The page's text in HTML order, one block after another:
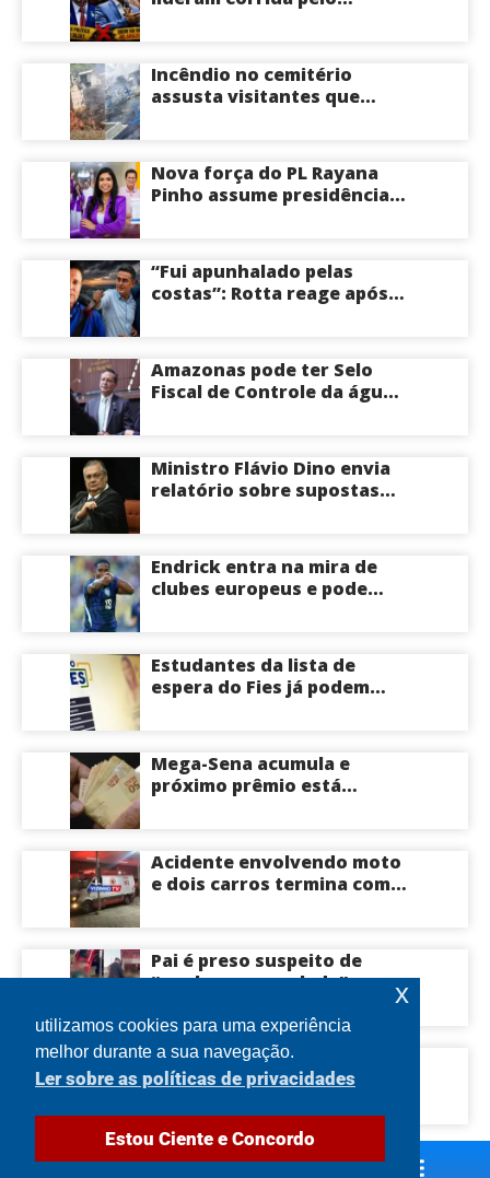
Incêndio no cemitério
assusta visitantes que
Nova força do PL Rayana
Pinho assume presidência
como nome competitivo
para a ALEAM
“Fui apunhalado pelas
costas”: Rotta reage após
o Senado pelo Amazonas;
veja
Amazonas pode ter Selo
Fiscal de Controle da água
Ministro Flávio Dino envia
relatório sobre supostas
Endrick entra na mira de
clubes europeus e pode
Estudantes da lista de
espera do Fies já podem
Mega-Sena acumula e
próximo prêmio está
Acidente envolvendo moto
e dois carros termina com
Pai é preso suspeito de
“quebrar na paulada” a
durante um ano em
Itacoatiara: “batia para
corrigir e educar”; veja
vídeo
Engavetamento com cinco
veículos provoca
Manaus
utilizamos cookies para uma experiência
melhor durante a sua navegação.
Ler sobre as políticas de privacidades
Estou Ciente e Concordo
x